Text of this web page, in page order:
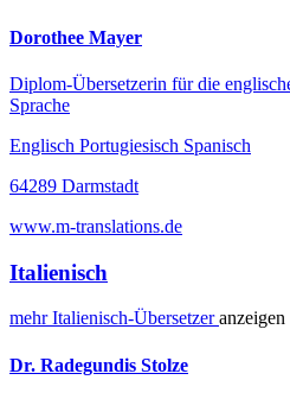
Dorothee Mayer
Diplom-Übersetzerin für die
Sprache
Englisch Portugiesisch Spanisch
64289 Darmstadt
www.m-translations.de
Italienisch
mehrItalienisch-Übersetzeranzeigen
Dr. Radegundis Stolze